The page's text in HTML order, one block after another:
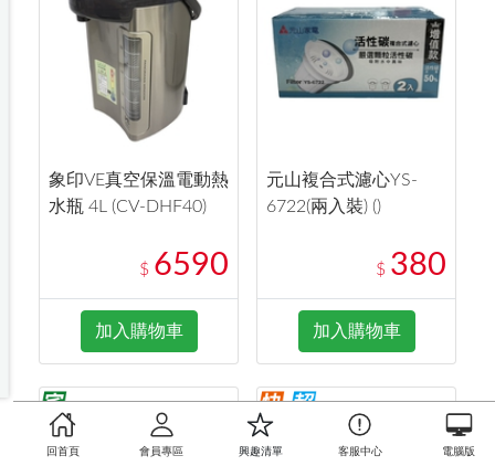
象印VE真空保溫電動熱
水瓶 4L (CV-DHF40)
$ 6590
加入購物車
元山複合式濾心YS-
6722(兩入裝) ()
$ 380
加入購物車
回首頁 會員專區 興趣清單 客服中心 電腦版